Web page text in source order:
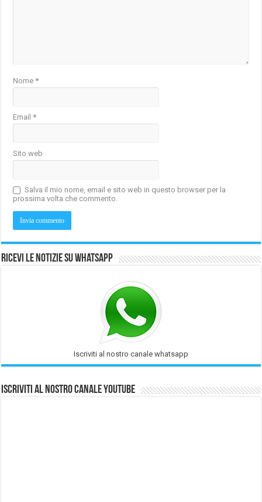
Nome*
Email*
Sito web
Salva il mio nome, email e sito web in questo browser per la
prossima volta che commento.
Ricevi le notizie su Whatsapp
Iscriviti al nostro canale whatsapp
Iscriviti al nostro Canale Youtube